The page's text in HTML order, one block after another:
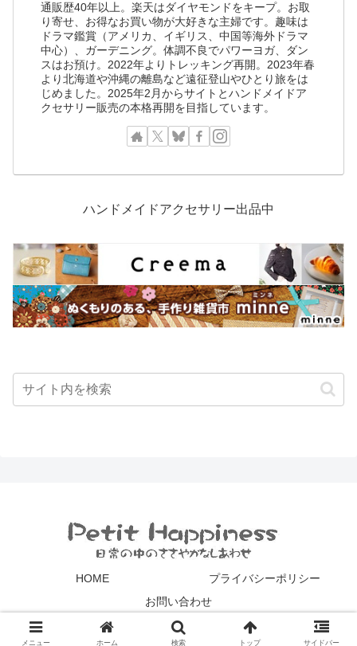
通販歴40年以上。楽天はダイヤモンドをキープ。お取
り寄せ、お得なお買い物が大好きな主婦です。趣味は
ドラマ鑑賞（アメリカ、イギリス、中国等海外ドラマ
中心）、ガーデニング。体調不良でパワーヨガ、ダン
スはお預け。2022年よりトレッキング再開。2023年春
より北海道や沖縄の離島など遠征登山やひとり旅をは
じめました。2025年2月からサイトとハンドメイドア
クセサリー販売の本格再開を目指しています。
ハンドメイドアクセサリー出品中
HOME
プライバシーポリシー
お問い合わせ
© 2000-2026 La Sakura.
メニュー ホーム 検索 トップ サイドバー